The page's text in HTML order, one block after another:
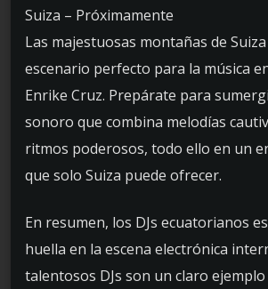
Suiza – Próximamente
Las majestuosas montañas de
escenario perfecto para la música
Enrike Cruz. Prepárate para
sonoro que combina melodías
ritmos poderosos, todo ello en un
que solo Suiza puede ofrecer.
En resumen, los DJs ecuatorianos
huella en la escena electrónica
talentosos DJs son un claro